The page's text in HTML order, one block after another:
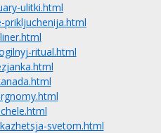
ulitki.html
prikljuchenija.html
ritual.html
svetom.html